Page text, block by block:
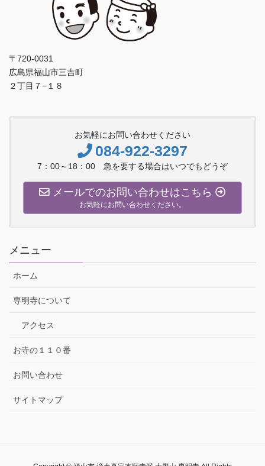
〒720-0031
広島県福山市三吉町
２丁目７−１８
お気軽にお問い合わせください
084-922-3297
7：00～18：00 急を要する場合はいつでもどうぞ
メールでのお問い合わせはこちら
お気軽にお問い合わせください。
メニュー
ホーム
専明寺について
アクセス
お寺の１１０番
お問い合わせ
サイトマップ